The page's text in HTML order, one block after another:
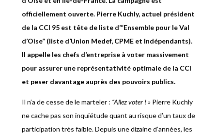
officiellement ouverte. Pierre Kuchly, actuel président
de la CCI 95 est tête de liste d’“Ensemble pour le Val
d’Oise” (liste d’Union Medef, CPME et Indépendants).
Il appelle les chefs d’entreprise à voter massivement
pour assurer une représentativité optimale de la CCI
et peser davantage auprès des pouvoirs publics.
Il n’a de cesse de le marteler : “Allez voter ! »Pierre Kuchly
ne cache pas son inquiétude quant au risque d’un taux de
participation très faible. Depuis une dizaine d’années, les